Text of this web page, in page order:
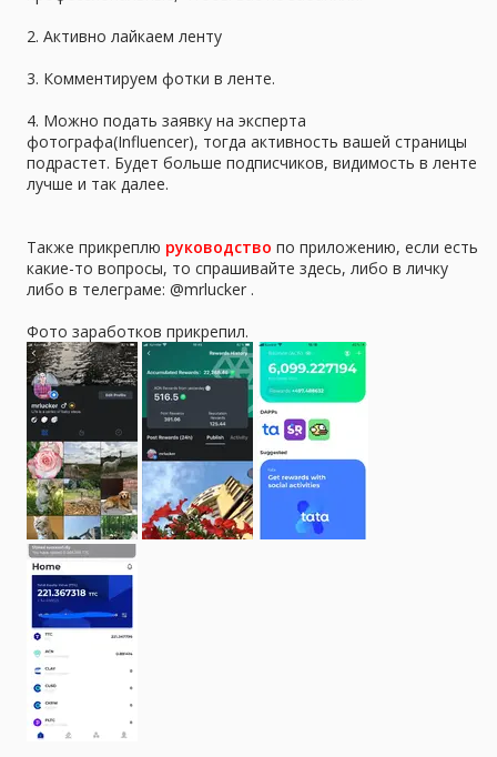
2. Активно лайкаем ленту
3. Комментируем фотки в ленте.
4. Можно подать заявку на эксперта
фотографа(Influencer), тогда активность вашей страницы
подрастет. Будет больше подписчиков, видимость в ленте
лучше и так далее.
Также прикреплю руководство по приложению, если есть
какие-то вопросы, то спрашивайте здесь, либо в личку
либо в телеграме: @mrlucker .
Фото заработков прикрепил.